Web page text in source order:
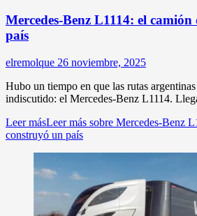
Mercedes-Benz L1114: el
país
elremolque 26 noviembre, 2025
Hubo un tiempo en que las rutas
indiscutido: el Mercedes-Benz L1114.
Leer másLeer más sobre Mercedes-Benz
construyó un país